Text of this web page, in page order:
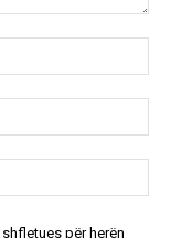
për herën